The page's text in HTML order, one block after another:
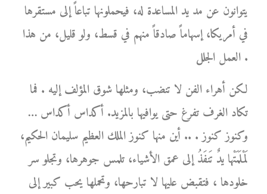
يتوانون عن مد يد المساعدة له، فيحملونها تباعاً إلى مستقرها
في أمريكا، إسهاماً صادقاً منهم في قسط، ولو قليل، من هذا
العمل الجلل .
لكن أهراء الفن لا تنضب، ومثلها شوق المؤلف إليه . فما
تكاد الغرف تفرغ حتى يوافيها بالمزيد. أكداس أكداس …
وكنوز كنوز . .. أين منها كنوز الملك العظيم سليمان الحكيم،
لَمْلَمَتْها يدٌ تَنفَذُ إلى عمق الأشياء، تلمس جوهرها، وتجلو سر
خلودها ، فتقبض عليها لا تبارحها، وتحملها يحب كبير إلى